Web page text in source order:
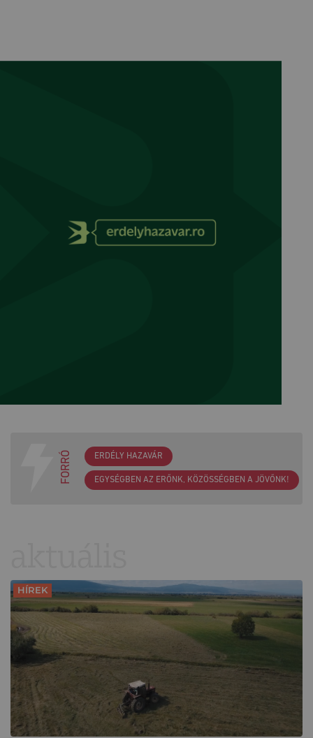
FORRÓ ERDÉLY HAZAVÁR
EGYSÉGBEN AZ ERŐNK, KÖZÖSSÉGBEN A JÖVŐNK!
HÍREK